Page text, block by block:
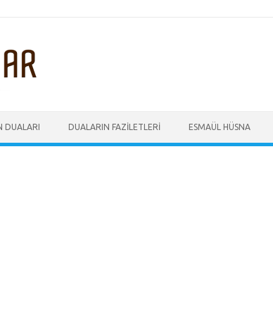
DUALARI DUALARIN FAZILETLERI ESMAÜL HÜSNA